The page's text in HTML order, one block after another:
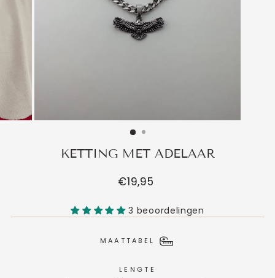
KETTING MET ADELAAR
Normale
€19,95
3 beoordelingen
MAATTABEL
LENGTE